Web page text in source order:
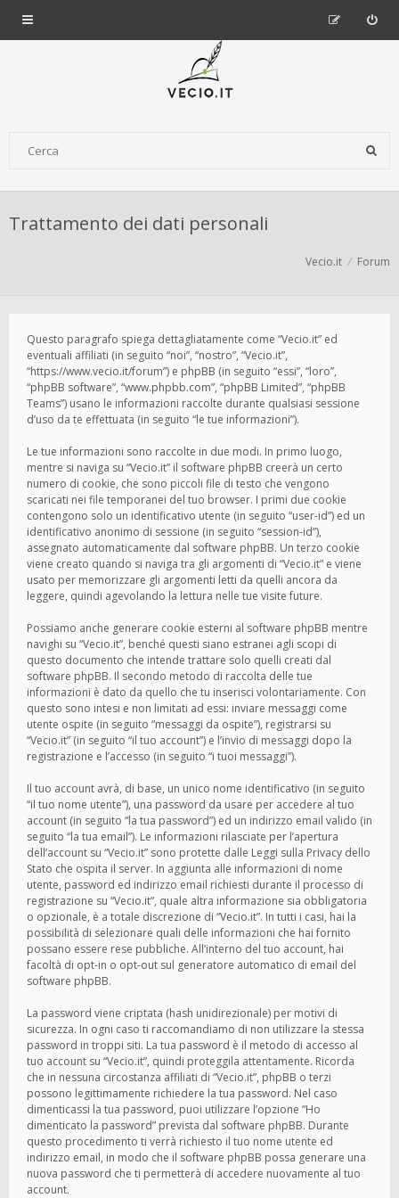
Trattamento dei dati personali
Vecio.it Forum
Questo paragrafo spiega dettagliatamente come “Vecio.it” ed
eventuali affiliati (in seguito “noi”, “nostro”, “Vecio.it”,
“https://www.vecio.it/forum”) e phpBB (in seguito “essi”, “loro”,
“phpBB software”, “www.phpbb.com”, “phpBB Limited”, “phpBB
Teams”) usano le informazioni raccolte durante qualsiasi sessione
d’uso da te effettuata (in seguito “le tue informazioni”).
Le tue informazioni sono raccolte in due modi. In primo luogo,
mentre si naviga su “Vecio.it” il software phpBB creerà un certo
numero di cookie, che sono piccoli file di testo che vengono
scaricati nei file temporanei del tuo browser. I primi due cookie
contengono solo un identificativo utente (in seguito “user-id”) ed un
identificativo anonimo di sessione (in seguito “session-id”),
assegnato automaticamente dal software phpBB. Un terzo cookie
viene creato quando si naviga tra gli argomenti di “Vecio.it” e viene
usato per memorizzare gli argomenti letti da quelli ancora da
leggere, quindi agevolando la lettura nelle tue visite future.
Possiamo anche generare cookie esterni al software phpBB mentre
navighi su “Vecio.it”, benché questi siano estranei agli scopi di
questo documento che intende trattare solo quelli creati dal
software phpBB. Il secondo metodo di raccolta delle tue
informazioni è dato da quello che tu inserisci volontariamente. Con
questo sono intesi e non limitati ad essi: inviare messaggi come
utente ospite (in seguito “messaggi da ospite”), registrarsi su
“Vecio.it” (in seguito “il tuo account”) e l’invio di messaggi dopo la
registrazione e l’accesso (in seguito “i tuoi messaggi”).
Il tuo account avrà, di base, un unico nome identificativo (in seguito
“il tuo nome utente”), una password da usare per accedere al tuo
account (in seguito “la tua password”) ed un indirizzo email valido (in
seguito “la tua email”). Le informazioni rilasciate per l’apertura
dell’account su “Vecio.it” sono protette dalle Leggi sulla Privacy dello
Stato che ospita il server. In aggiunta alle informazioni di nome
utente, password ed indirizzo email richiesti durante il processo di
registrazione su “Vecio.it”, quale altra informazione sia obbligatoria
o opzionale, è a totale discrezione di “Vecio.it”. In tutti i casi, hai la
possibilità di selezionare quali delle informazioni che hai fornito
possano essere rese pubbliche. All’interno del tuo account, hai
facoltà di opt-in o opt-out sul generatore automatico di email del
software phpBB.
La password viene criptata (hash unidirezionale) per motivi di
sicurezza. In ogni caso ti raccomandiamo di non utilizzare la stessa
password in troppi siti. La tua password è il metodo di accesso al
tuo account su “Vecio.it”, quindi proteggila attentamente. Ricorda
che in nessuna circostanza affiliati di “Vecio.it”, phpBB o terzi
possono legittimamente richiedere la tua password. Nel caso
dimenticassi la tua password, puoi utilizzare l’opzione “Ho
dimenticato la password” prevista dal software phpBB. Durante
questo procedimento ti verrà richiesto il tuo nome utente ed
indirizzo email, in modo che il software phpBB possa generare una
nuova password che ti permetterà di accedere nuovamente al tuo
account.